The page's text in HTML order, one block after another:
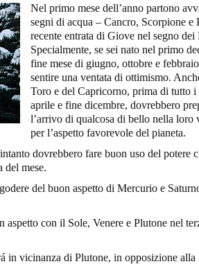
Nel primo mese dell’anno partono
segni di acqua – Cancro, Scorpione e
recente entrata di Giove nel segno dei
Specialmente, se sei nato nel primo
fine mese di giugno, ottobre e
sentire una ventata di ottimismo.
Toro e del Capricorno, prima di tutto
aprile e fine dicembre, dovrebbero
l’arrivo di qualcosa di bello nella loro
per l’aspetto favorevole del pianeta.
dovrebbero fare buon uso del potere
del mese.
del buon aspetto di Mercurio e
con il Sole, Venere e Plutone nel
in vicinanza di Plutone, in opposizione alla